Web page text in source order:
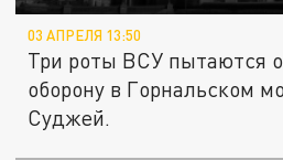
03 АПРЕЛЯ 13:50
Три роты ВСУ пытаются
оборону в Горнальском
Суджей.